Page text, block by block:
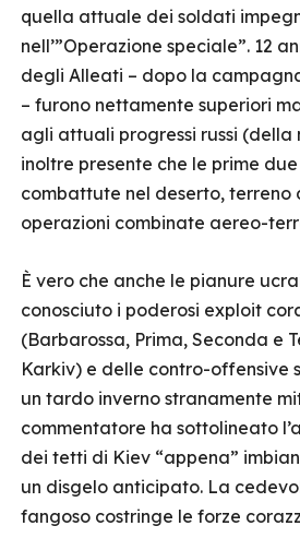
quella attuale dei soldati
nell’”Operazione speciale”. 12
degli Alleati – dopo la
– furono nettamente superiori
agli attuali progressi russi (della
inoltre presente che le prime
combattute nel deserto, terreno
operazioni combinate aereo-
È vero che anche le pianure
conosciuto i poderosi exploit
(Barbarossa, Prima, Seconda e
Karkiv) e delle contro-offensive
un tardo inverno stranamente
commentatore ha sottolineato
dei tetti di Kiev “appena”
un disgelo anticipato. La
fangoso costringe le forze